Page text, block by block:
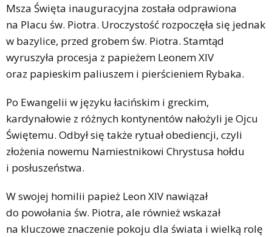
Msza Święta inauguracyjna została odprawiona
na Placu św. Piotra. Uroczystość rozpoczęła się jednak
w bazylice, przed grobem św. Piotra. Stamtąd
wyruszyła procesja z papieżem Leonem XIV
oraz papieskim paliuszem i pierścieniem Rybaka.
Po Ewangelii w języku łacińskim i greckim,
kardynałowie z różnych kontynentów nałożyli je Ojcu
Świętemu. Odbył się także rytuał obediencji, czyli
złożenia nowemu Namiestnikowi Chrystusa hołdu
i posłuszeństwa.
W swojej homilii papież Leon XIV nawiązał
do powołania św. Piotra, ale również wskazał
na kluczowe znaczenie pokoju dla świata i wielką rolę